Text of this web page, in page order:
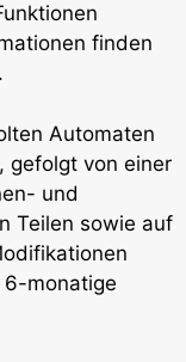
finden
Automaten
gefolgt von einer
und
Teilen sowie auf
monatige